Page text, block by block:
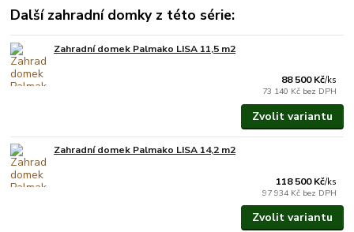
Další zahradní domky z této série:
Zahradní domek Palmako LISA 11,5 m2
88 500 Kč/ks
73 140 Kč bez DPH
Zvolit variantu
Zahradní domek Palmako LISA 14,2 m2
118 500 Kč/ks
97 934 Kč bez DPH
Zvolit variantu